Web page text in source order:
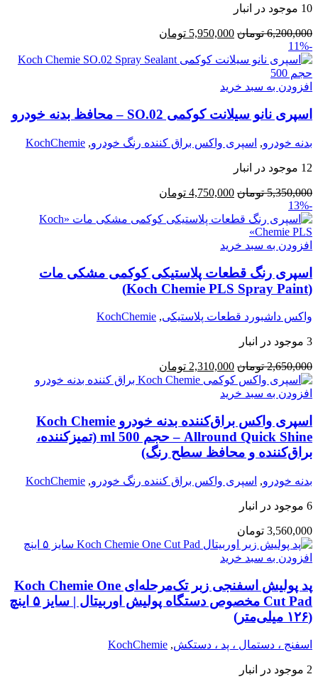
10 موجود در انبار
6,200,000 تومان 5,950,000 تومان
-11%
افزودن به سبد خرید
اسپری نانو سیلانت کوکمی SO.02 – محافظ بدنه خودرو
بدنه خودرو, اسپری واکس براق کننده رنگ خودرو,
KochChemie
12 موجود در انبار
5,350,000 تومان 4,750,000 تومان
-13%
افزودن به سبد خرید
اسپری رنگ قطعات پلاستیکی کوکمی مشکی مات
(Koch Chemie PLS Spray Paint)
واکس داشبورد قطعات پلاستیکی,
KochChemie
3 موجود در انبار
2,650,000 تومان 2,310,000 تومان
افزودن به سبد خرید
اسپری واکس براق‌کننده بدنه خودرو Koch Chemie
Allround Quick Shine – حجم 500 ml (تمیزکننده،
براق‌کننده و محافظ سطح رنگ)
بدنه خودرو, اسپری واکس براق کننده رنگ خودرو,
KochChemie
6 موجود در انبار
3,560,000 تومان
افزودن به سبد خرید
پد پولیش اسفنجی زبر تک‌مرحله‌ای Koch Chemie One
Cut Pad مخصوص دستگاه پولیش اوربیتال | سایز ۵ اینچ
(۱۲۶ میلی‌متر)
اسفنج ، دستمال ، پد ، دستکش,
KochChemie
2 موجود در انبار